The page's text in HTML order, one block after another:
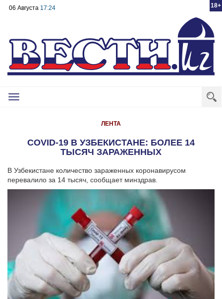
18+
06 Августа 17:24
Toggle
ЛЕНТА
COVID-19 В УЗБЕКИСТАНЕ: БОЛЕЕ 14
ТЫСЯЧ ЗАРАЖЕННЫХ
В Узбекистане количество зараженных коронавирусом
перевалило за 14 тысяч, сообщает минздрав.